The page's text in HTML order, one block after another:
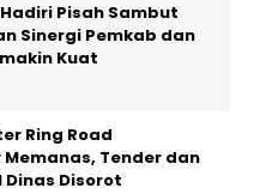
Pisah Sambut
Sinergi Pemkab dan
Kuat
Ring Road
Tender dan
Disorot